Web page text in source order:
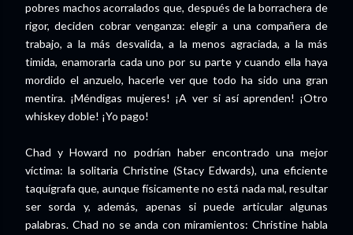
pobres machos acorralados que, después de la borrachera de
rigor, deciden cobrar venganza: elegir a una compañera de
trabajo, a la más desvalida, a la menos agraciada, a la más
timida, enamorarla cada uno por su parte y cuando ella haya
mordido el anzuelo, hacerle ver que todo ha sido una gran
mentira. ¡Méndigas mujeres! ¡A ver si así aprenden! ¡Otro
whiskey doble! ¡Yo pago!
Chad y Howard no podrían haber encontrado una mejor
víctima: la solitaria Christine (Stacy Edwards), una eficiente
taquígrafa que, aunque físicamente no está nada mal, resultar
ser sorda y, además, apenas si puede articular algunas
palabras. Chad no se anda con miramientos: Christine habla